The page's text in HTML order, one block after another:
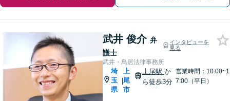
武井 俊介 弁
護士
インタビューを
見る
武井・鳥居法律事務所
埼
玉
県
|
上
尾
市
上尾駅 か
ら徒歩3分
営業時間：10:00~1
7:00（平日）